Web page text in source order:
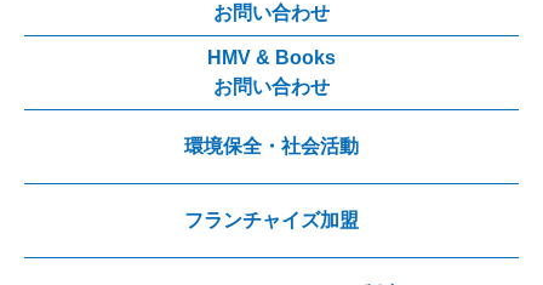
お問い合わせ
HMV & Books
お問い合わせ
環境保全・社会活動
フランチャイズ加盟